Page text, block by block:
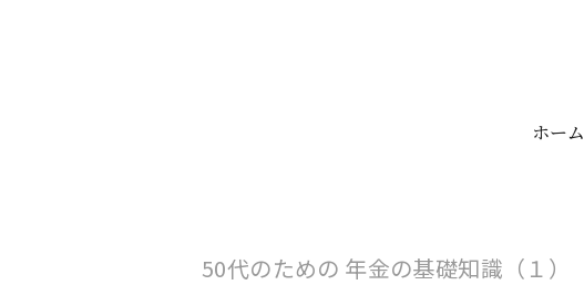
ホーム
50代のための 年金の基礎知識（１）